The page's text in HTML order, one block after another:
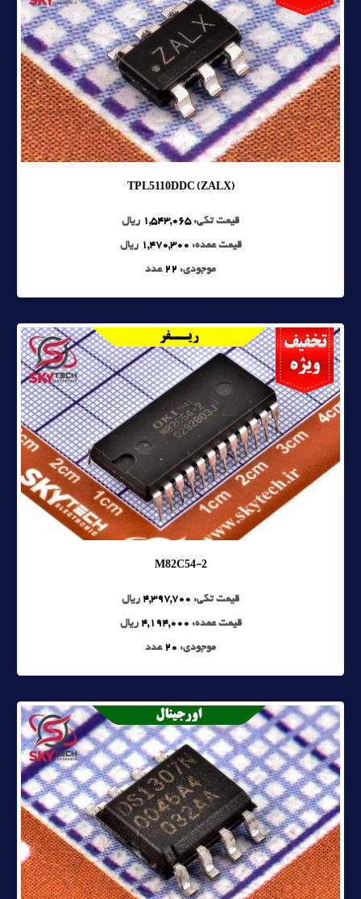
TPL5110DDC (ZALX)
قیمت تکی:1,543,065 ریال
قیمت عمده: 1,470,300 ریال
موجودی: 22 عدد
M82C54-2
قیمت تکی: 4,397,700 ریال
قیمت عمده: 4,194,000 ریال
موجودی: 20 عدد